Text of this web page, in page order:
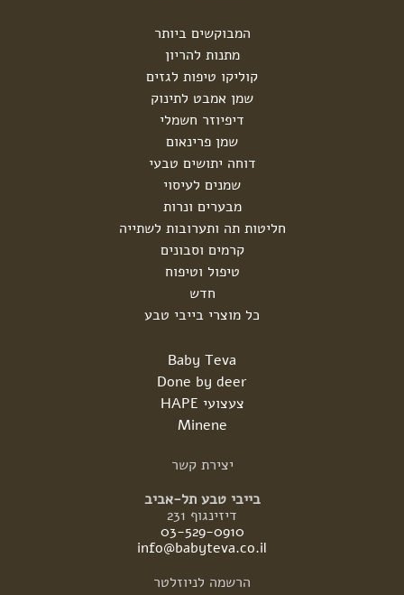
המבוקשים ביותר
מתנות להריון
קוליקו טיפות לגזים
שמן אמבט לתינוק
דיפיוזר חשמלי
שמן פרינאום
דוחה יתושים טבעי
שמנים לעיסוי
מבערים ונרות
חליטות תה ותערובות לשתייה
קרמים וסבונים
טיפול וטיפוח
חדש
כל מוצרי בייבי טבע
Baby Teva
Done by deer
צעצועי HAPE
Minene
יצירת קשר
בייבי טבע תל-אביב
דיזינגוף 231
03-529-0910
info@babyteva.co.il
הרשמה לניוזלטר